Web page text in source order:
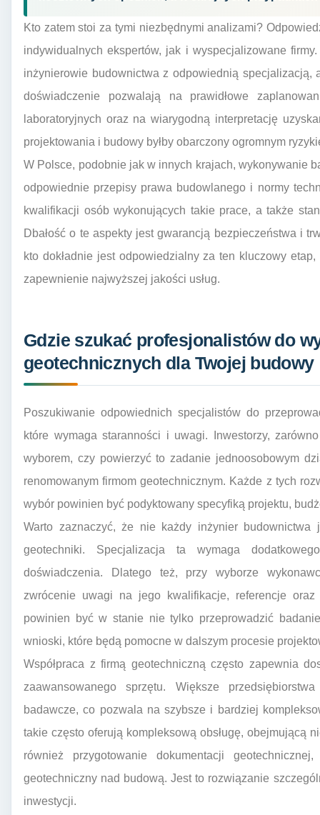
Kto zatem stoi za tymi niezbędnymi analizami?
indywidualnych ekspertów, jak i wyspecjalizowane
inżynierowie budownictwa z odpowiednią
doświadczenie pozwalają na prawidłowe
laboratoryjnych oraz na wiarygodną interpretację
projektowania i budowy byłby obarczony ogromnym
W Polsce, podobnie jak w innych krajach, wykonywanie
odpowiednie przepisy prawa budowlanego i normy
kwalifikacji osób wykonujących takie prace, a także
Dbałość o te aspekty jest gwarancją bezpieczeństwa i
kto dokładnie jest odpowiedzialny za ten kluczowy
zapewnienie najwyższej jakości usług.
Gdzie szukać profesjonalistów do
geotechnicznych dla Twojej budowy
Poszukiwanie odpowiednich specjalistów do
które wymaga staranności i uwagi. Inwestorzy,
wyborem, czy powierzyć to zadanie jednoosobowym
renomowanym firmom geotechnicznym. Każde z tych
wybór powinien być podyktowany specyfiką projektu,
Warto zaznaczyć, że nie każdy inżynier budownictwa
geotechniki. Specjalizacja ta wymaga
doświadczenia. Dlatego też, przy wyborze
zwrócenie uwagi na jego kwalifikacje, referencje
powinien być w stanie nie tylko przeprowadzić
wnioski, które będą pomocne w dalszym procesie
Współpraca z firmą geotechniczną często zapewnia
zaawansowanego sprzętu. Większe
badawcze, co pozwala na szybsze i bardziej
takie często oferują kompleksową obsługę, obejmującą
również przygotowanie dokumentacji
geotechniczny nad budową. Jest to rozwiązanie
inwestycji.